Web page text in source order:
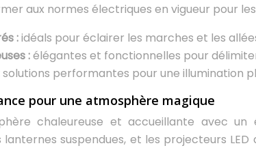
aux normes électriques en vigueur pour
:idéals pour éclairer les marches et les
:élégantes et fonctionnelles pour
solutions performantes pour une illumination
pour une atmosphère magique
chaleureuse et accueillante avec un
lanternes suspendues, et les projecteurs